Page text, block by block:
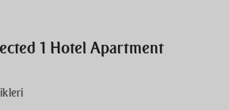
1 Hotel Apartment